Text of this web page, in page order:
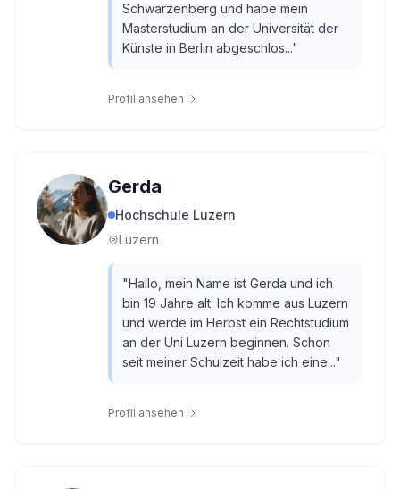
Schwarzenberg und habe mein
Masterstudium an der Universität der
Künste in Berlin abgeschlos..."
Profil ansehen
Gerda
Hochschule Luzern
Luzern
"Hallo, mein Name ist Gerda und ich
bin 19 Jahre alt. Ich komme aus Luzern
und werde im Herbst ein Rechtstudium
an der Uni Luzern beginnen. Schon
seit meiner Schulzeit habe ich eine..."
Profil ansehen